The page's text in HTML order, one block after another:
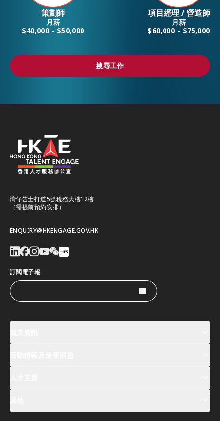
策劃師
月薪
$40,000 - $50,000
項目經理 / 營造師
月薪
$60,000 - $75,000
搜尋工作
搜尋工作
灣仔告士打道5號稅務大樓12樓
（需提前預約安排）
ENQUIRY@HKENGAGE.GOV.HK
訂閱電子報
薪酬指數
全球人才高峰會周
聯絡我們